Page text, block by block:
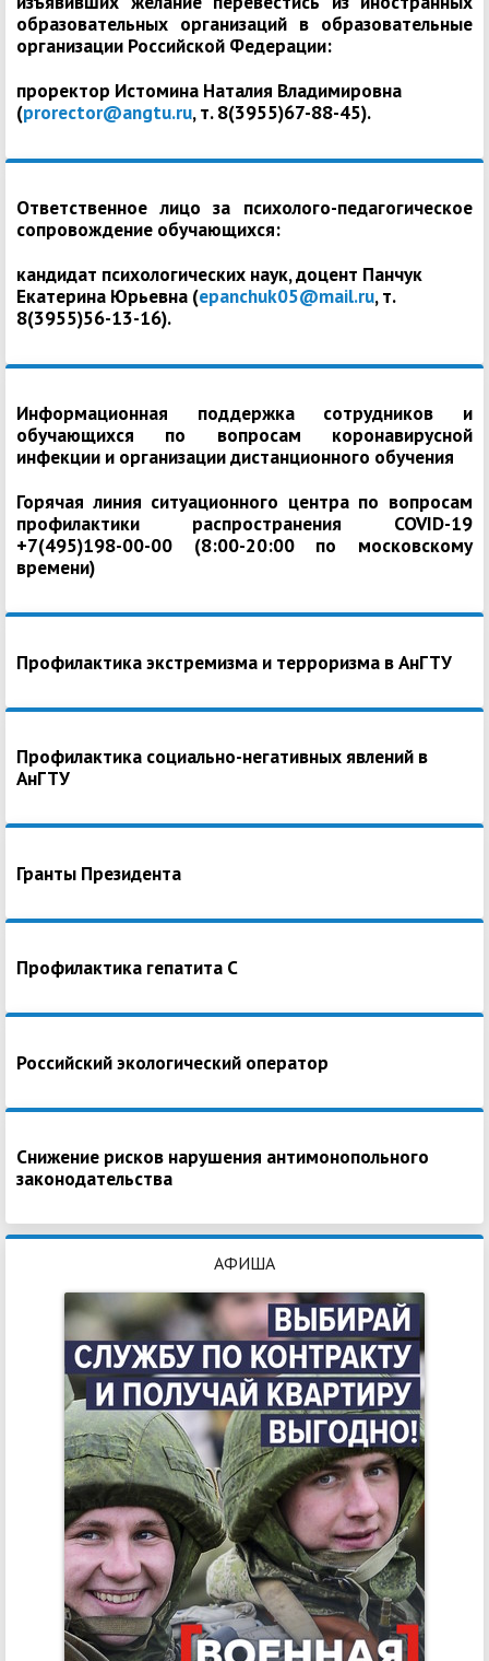
образовательных организаций в образовательные
организации Российской Федерации:
проректор Истомина Наталия Владимировна
(prorector@angtu.ru, т. 8(3955)67-88-45).
Ответственное лицо за психолого-педагогическое
сопровождение обучающихся:
кандидат психологических наук, доцент Панчук
Екатерина Юрьевна (epanchuk05@mail.ru, т.
8(3955)56-13-16).
Информационная поддержка сотрудников и
обучающихся по вопросам коронавирусной
инфекции и организации дистанционного обучения
Горячая линия ситуационного центра по вопросам
профилактики распространения COVID-19
+7(495)198-00-00 (8:00-20:00 по московскому
времени)
Профилактика экстремизма и терроризма в АнГТУ
Профилактика социально-негативных явлений в
АнГТУ
Гранты Президента
Профилактика гепатита С
Российский экологический оператор
Снижение рисков нарушения антимонопольного
законодательства
АФИША